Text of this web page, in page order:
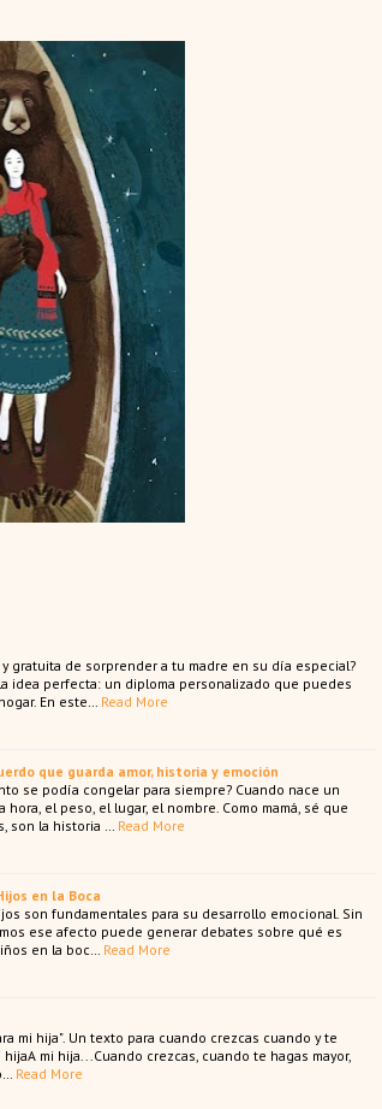
gratuita de sorprender a tu madre en su día especial?
idea perfecta: un diploma personalizado que puedes
En este…
Read More
que guarda amor, historia y emoción
se podía congelar para siempre? Cuando nace un
el peso, el lugar, el nombre. Como mamá, sé que
son la historia …
Read More
en la Boca
son fundamentales para su desarrollo emocional. Sin
ese afecto puede generar debates sobre qué es
en la boc…
Read More
mi hija". Un texto para cuando crezcas cuando y te
mi hija...Cuando crezcas, cuando te hagas mayor,
Read More